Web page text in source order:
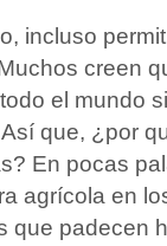
incluso
creen
el mundo
que, ¿por
En pocas
agrícola en
que padecen